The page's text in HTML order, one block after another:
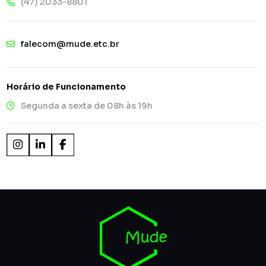
falecom@mude.etc.br
Horário de Funcionamento
Segunda a sexta de 08h às 19h